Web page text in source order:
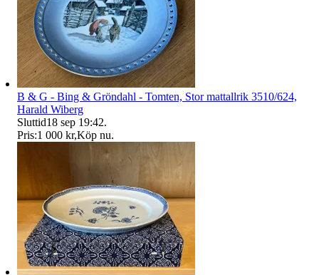
B & G - Bing & Gröndahl - Tomten, Stor mattallrik 3510/624,
Harald Wiberg
Sluttid18 sep 19:42.
Pris:1 000 kr,Köp nu.